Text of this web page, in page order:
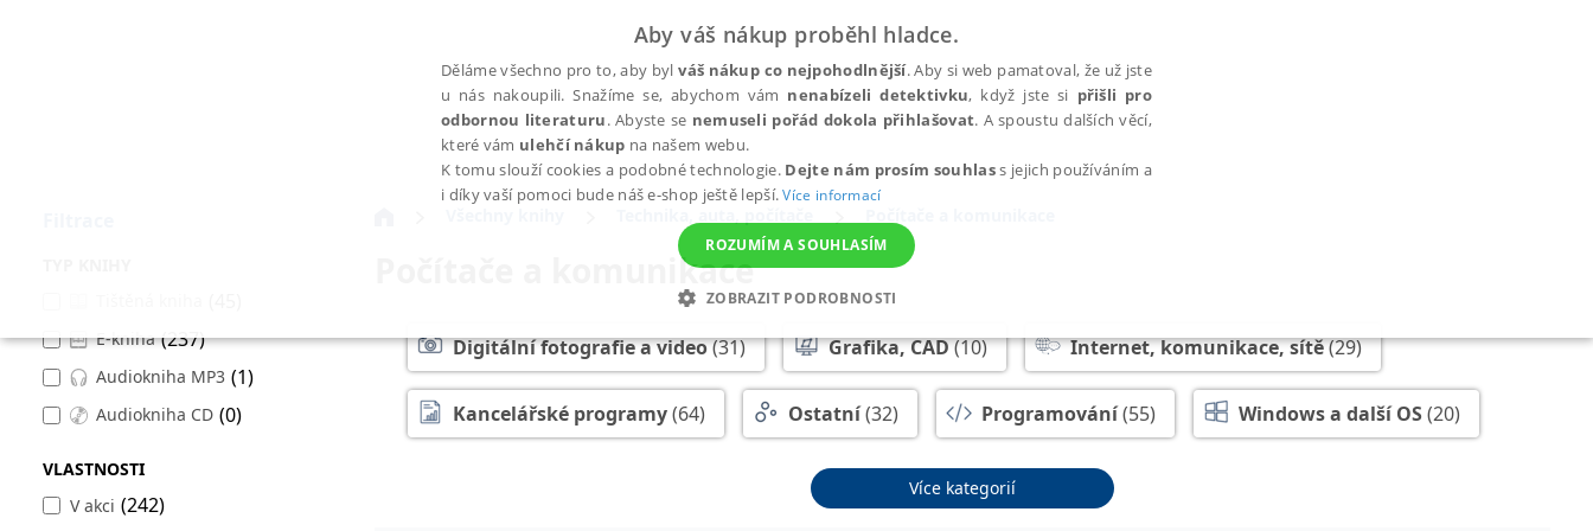
E-kniha (237)
Audiokniha MP3 (1)
Audiokniha CD (0)
VLASTNOSTI
V akci (242)
Počítače a komunikace
Digitální fotografie a video(31) Grafika, CAD(10) Internet, komunikace, sítě(29)
Kancelářské programy(64) Ostatní(32) Programování(55) Windows a další OS(20)
Více kategorií
Aby váš nákup proběhl hladce.
Děláme všechno pro to, aby bylváš nákup co nejpohodlnější. Aby si web pamatoval, že už jste
u nás nakoupili. Snažíme se, abychom vám nenabízeli detektivku, když jste si přišli pro
odbornou literaturu. Abyste se nemuseli pořád dokola přihlašovat. A spoustu dalších věcí,
které vám ulehčí nákup na našem webu.
K tomu slouží cookies a podobné technologie. Dejte nám prosím souhlass jejich používáním a
i díky vaší pomoci bude náš e-shop ještě lepší.Více informací
ROZUMÍM A SOUHLASÍM
ZOBRAZIT PODROBNOSTI
NEZBYTNÉ ANALYTICKÉ MARKETINGOVÉ FUNKČNÍ NEZAŘAZENÉ SOUBORY
Nezbytné Analytické Marketingové Funkční Nezařazené soubory
Nezbytně nutné soubory cookie umožňují základní funkce webových stránek, jako je přihlášení uživatele a správa účtu. Webové stránky nelze bez nezbytně nutných souborů cookie správně používat.